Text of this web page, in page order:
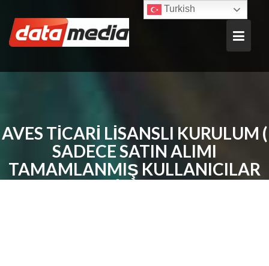
content
AVES TICARI LISANSLI KURULUM (
SADECE SATIN ALIMI
TAMAMLANMIŞ KULLANICILAR
Turkish